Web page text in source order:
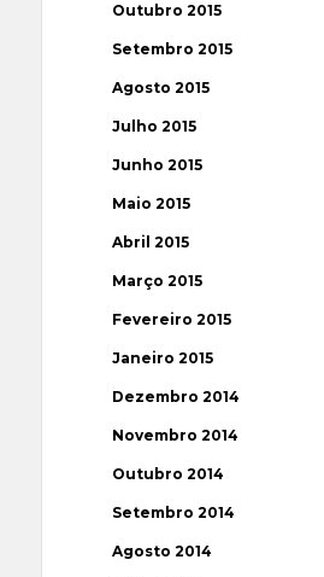
Outubro 2015
Setembro 2015
Agosto 2015
Julho 2015
Junho 2015
Maio 2015
Abril 2015
Março 2015
Fevereiro 2015
Janeiro 2015
Dezembro 2014
Novembro 2014
Outubro 2014
Setembro 2014
Agosto 2014